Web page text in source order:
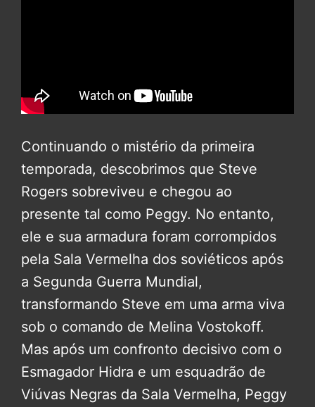
Continuando o mistério da primeira
temporada, descobrimos que Steve
Rogers sobreviveu e chegou ao
presente tal como Peggy. No entanto,
ele e sua armadura foram corrompidos
pela Sala Vermelha dos soviéticos após
a Segunda Guerra Mundial,
transformando Steve em uma arma viva
sob o comando de Melina Vostokoff.
Mas após um confronto decisivo com o
Esmagador Hidra e um esquadrão de
Viúvas Negras da Sala Vermelha, Peggy